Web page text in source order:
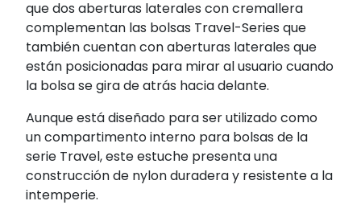
que dos aberturas laterales con cremallera
complementan las bolsas Travel-Series que
también cuentan con aberturas laterales que
están posicionadas para mirar al usuario cuando
la bolsa se gira de atrás hacia delante.
Aunque está diseñado para ser utilizado como
un compartimento interno para bolsas de la
serie Travel, este estuche presenta una
construcción de nylon duradera y resistente a la
intemperie.